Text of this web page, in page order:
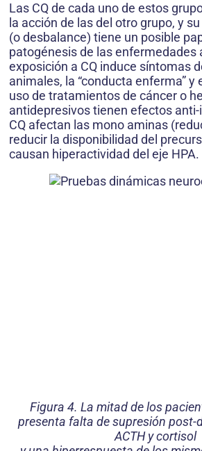
Las CQ de cada uno de estos
la acción de las del otro grupo, y
(o desbalance) tiene un posible
patogénesis de las enfermedades
exposición a CQ induce síntomas
animales, la “conducta enferma” y
uso de tratamientos de cáncer o
antidepresivos tienen efectos
CQ afectan las mono aminas
reducir la disponibilidad del
causan hiperactividad del eje HPA.
Figura 4. La mitad de los
presenta falta de supresión post-
ACTH y cortisol